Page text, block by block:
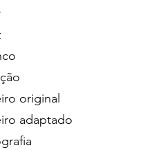
original
adaptado